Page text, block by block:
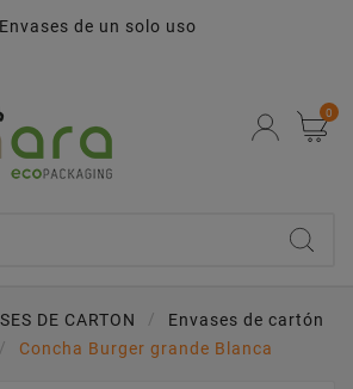
Envases de un solo uso
0
DE CARTON
Envases de cartón
Concha Burger grande Blanca